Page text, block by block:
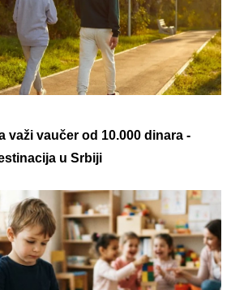
važi vaučer od 10.000 dinara -
u Srbiji